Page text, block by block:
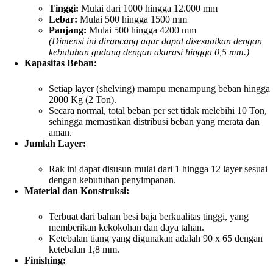
Tinggi: Mulai dari 1000 hingga 12.000 mm
Lebar: Mulai 500 hingga 1500 mm
Panjang: Mulai 500 hingga 4200 mm
(Dimensi ini dirancang agar dapat disesuaikan dengan
kebutuhan gudang dengan akurasi hingga 0,5 mm.)
Kapasitas Beban:
Setiap layer (shelving) mampu menampung beban hingga
2000 Kg (2 Ton).
Secara normal, total beban per set tidak melebihi 10 Ton,
sehingga memastikan distribusi beban yang merata dan
aman.
Jumlah Layer:
Rak ini dapat disusun mulai dari 1 hingga 12 layer sesuai
dengan kebutuhan penyimpanan.
Material dan Konstruksi:
Terbuat dari bahan besi baja berkualitas tinggi, yang
memberikan kekokohan dan daya tahan.
Ketebalan tiang yang digunakan adalah 90 x 65 dengan
ketebalan 1,8 mm.
Finishing: